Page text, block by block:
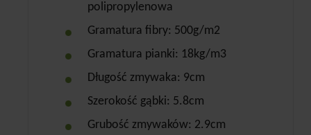
polipropylenowa
Gramatura fibry: 500g/m2
Gramatura pianki: 18kg/m3
Długość zmywaka: 9cm
Szerokość gąbki: 5.8cm
Grubość zmywaków: 2.9cm